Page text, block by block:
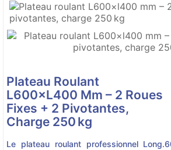
Plateau Roulant
L600×l400 Mm – 2 Roues
Fixes + 2 Pivotantes,
Charge 250 Kg
Le plateau roulant professionnel